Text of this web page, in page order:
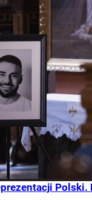
Polski.